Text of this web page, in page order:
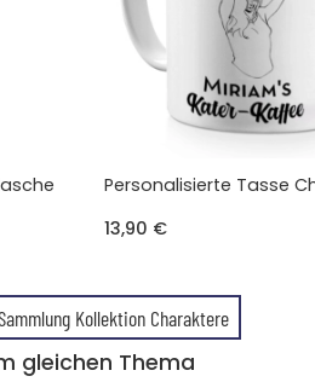
Personalisierte Tasse
13,90 €
Kollektion Charaktere
gleichen Thema